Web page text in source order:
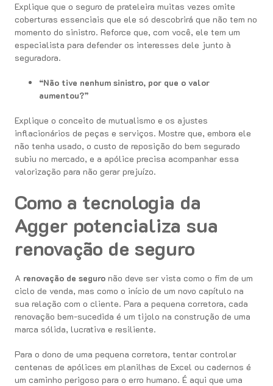
Explique que o seguro de prateleira muitas vezes omite
coberturas essenciais que ele só descobrirá que não tem no
momento do sinistro. Reforce que, com você, ele tem um
especialista para defender os interesses dele junto à
seguradora.
“Não tive nenhum sinistro, por que o valor
aumentou?”
Explique o conceito de mutualismo e os ajustes
inflacionários de peças e serviços. Mostre que, embora ele
não tenha usado, o custo de reposição do bem segurado
subiu no mercado, e a apólice precisa acompanhar essa
valorização para não gerar prejuízo.
Como a tecnologia da
Agger potencializa sua
renovação de seguro
A renovação de seguro não deve ser vista como o fim de um
ciclo de venda, mas como o início de um novo capítulo na
sua relação com o cliente. Para a pequena corretora, cada
renovação bem-sucedida é um tijolo na construção de uma
marca sólida, lucrativa e resiliente.
Para o dono de uma pequena corretora, tentar controlar
centenas de apólices em planilhas de Excel ou cadernos é
um caminho perigoso para o erro humano. É aqui que uma